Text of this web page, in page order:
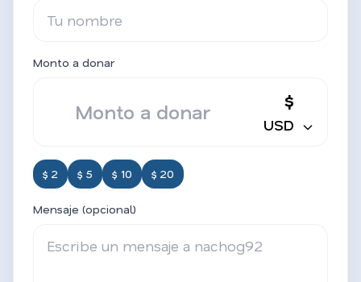
Monto a donar
$
USD
$ 2 $ 5 $ 10 $ 20
Mensaje (opcional)